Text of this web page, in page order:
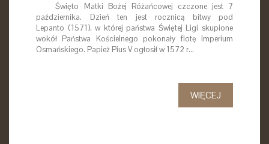
Święto Matki Bożej Różańcowej czczone jest 7
października. Dzień ten jest rocznicą bitwy pod
Lepanto (1571), w której państwa Świętej Ligi skupione
wokół Państwa Kościelnego pokonały flotę Imperium
Osmańskiego. Papież Pius V ogłosił w 1572 r…
WIĘCEJ